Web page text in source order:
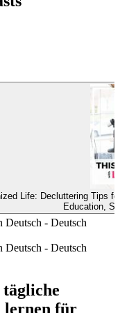
Life: Decluttering Tips
Education,
- Deutsch
- Deutsch
lernen für